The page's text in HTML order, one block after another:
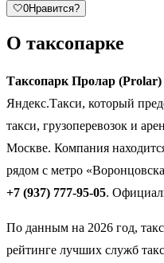
🤍0Нравится?
О таксопарке
Таксопарк Пролар (Prolar)
Яндекс.Такси, который
такси, грузоперевозок и
Москве. Компания
рядом с метро
+7 (937) 777-95-05.
По данным на 2026 год,
рейтинге лучших служб